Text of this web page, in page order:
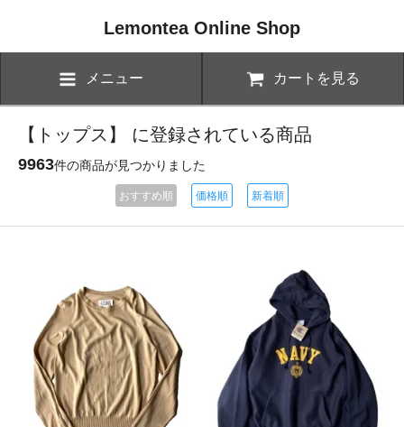
Lemontea Online Shop
メニュー カートを見る
【トップス】 に登録されている商品
9963件の商品が見つかりました
おすすめ順 価格順 新着順